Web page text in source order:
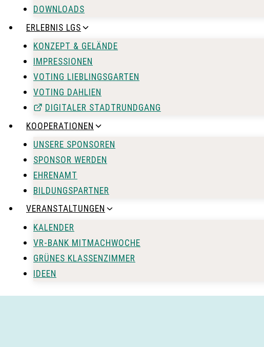
DOWNLOADS
ERLEBNIS LGS
KONZEPT & GELÄNDE
IMPRESSIONEN
VOTING LIEBLINGSGARTEN
VOTING DAHLIEN
DIGITALER STADTRUNDGANG
KOOPERATIONEN
UNSERE SPONSOREN
SPONSOR WERDEN
EHRENAMT
BILDUNGSPARTNER
VERANSTALTUNGEN
KALENDER
VR-BANK MITMACHWOCHE
GRÜNES KLASSENZIMMER
IDEEN